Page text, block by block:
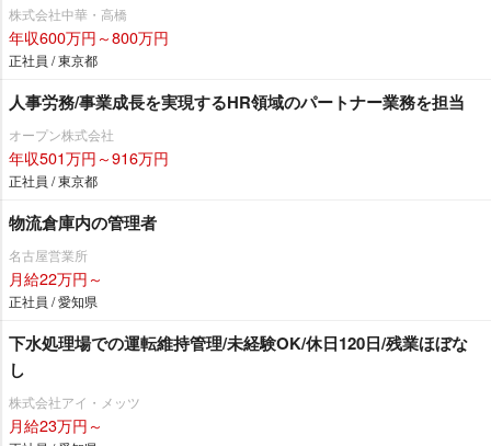
株式会社中華・高橋
年収600万円～800万円
正社員 / 東京都
人事労務/事業成長を実現するHR領域のパートナー業務を担当
オープン株式会社
年収501万円～916万円
正社員 / 東京都
物流倉庫内の管理者
名古屋営業所
月給22万円～
正社員 / 愛知県
下水処理場での運転維持管理/未経験OK/休日120日/残業ほぼな
し
株式会社アイ・メッツ
月給23万円～